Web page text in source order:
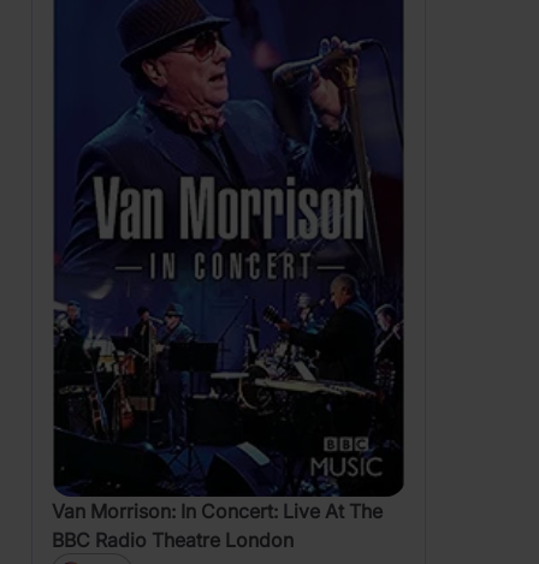
Van Morrison: In Concert: Live At The
BBC Radio Theatre London